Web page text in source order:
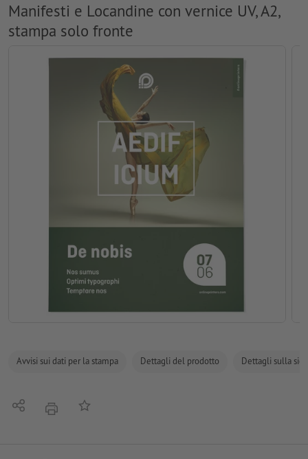
Manifesti e Locandine con vernice UV, A2,
stampa solo fronte
Avvisi sui dati per la stampa Dettagli del prodotto Dettagli sulla
Condividistamparealla lista preferiti